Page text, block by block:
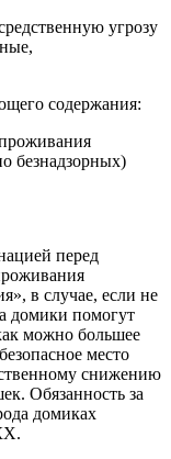
угрозу
содержания:
безнадзорных)
перед
в случае, если не
домики помогут
можно большее
место
снижению
Обязанность за
домиках